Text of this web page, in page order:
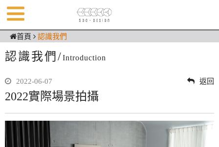
首頁 認識我們
認識我們/Introduction
2022-06-07 返回
2022實際場景拍攝